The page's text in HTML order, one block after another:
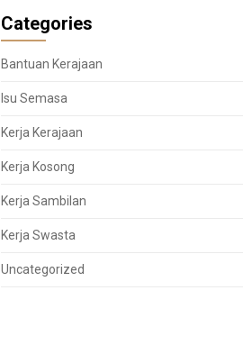
Categories
Bantuan Kerajaan
Isu Semasa
Kerja Kerajaan
Kerja Kosong
Kerja Sambilan
Kerja Swasta
Uncategorized